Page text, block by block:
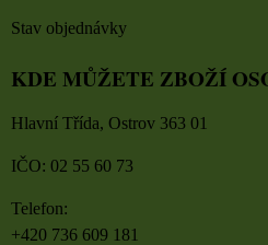
Stav objednávky
KDE MŮŽETE ZBOŽÍ
Hlavní Třída, Ostrov 363 01
IČO: 02 55 60 73
Telefon:
+420 736 609 181